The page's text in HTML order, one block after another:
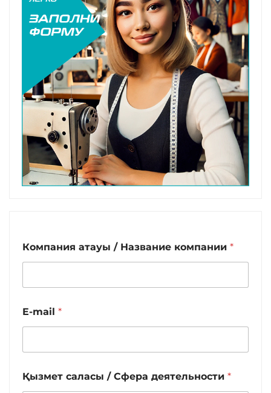
Компания атауы / Название компании *
E-mail *
Қызмет саласы / Сфера деятельности *